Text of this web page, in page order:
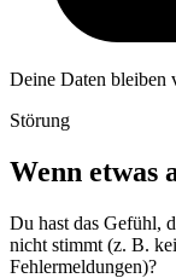
Deine Daten bleiben
Störung
Wenn
Du hast das Gefühl,
nicht stimmt (z. B.
Fehlermeldungen)?